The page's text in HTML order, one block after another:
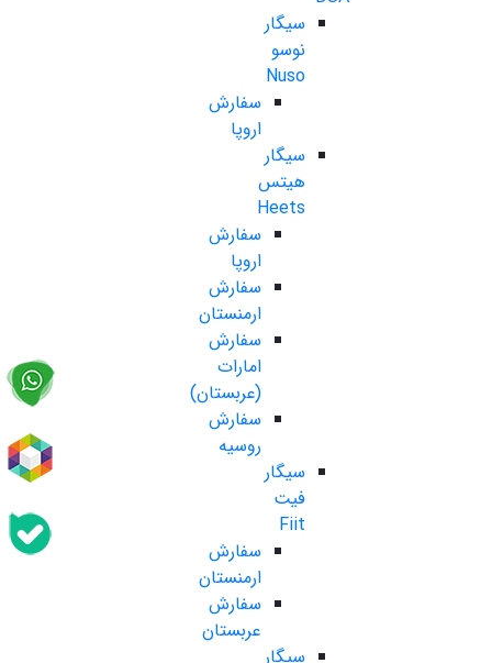
سیگار
نوسو
Nuso
سفارش
اروپا
سیگار
هیتس
Heets
سفارش
اروپا
سفارش
ارمنستان
سفارش
امارات
(عربستان)
سفارش
روسیه
سیگار
فیت
Fiit
سفارش
ارمنستان
سفارش
عربستان
سیگار